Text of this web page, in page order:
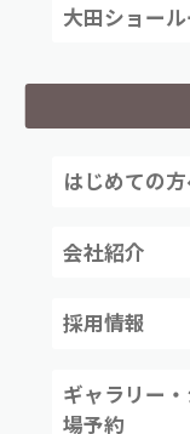
大田ショー
はじめての
会社紹介
採用情報
ギャラリー
場予約